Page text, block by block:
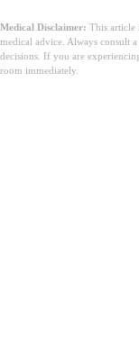
Medical Disclaimer: This article
medical advice. Always consult
decisions. If you are
room immediately.